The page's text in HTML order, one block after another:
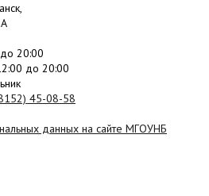
20:00
до 20:00
45-08-58
данных на сайте МГОУНБ